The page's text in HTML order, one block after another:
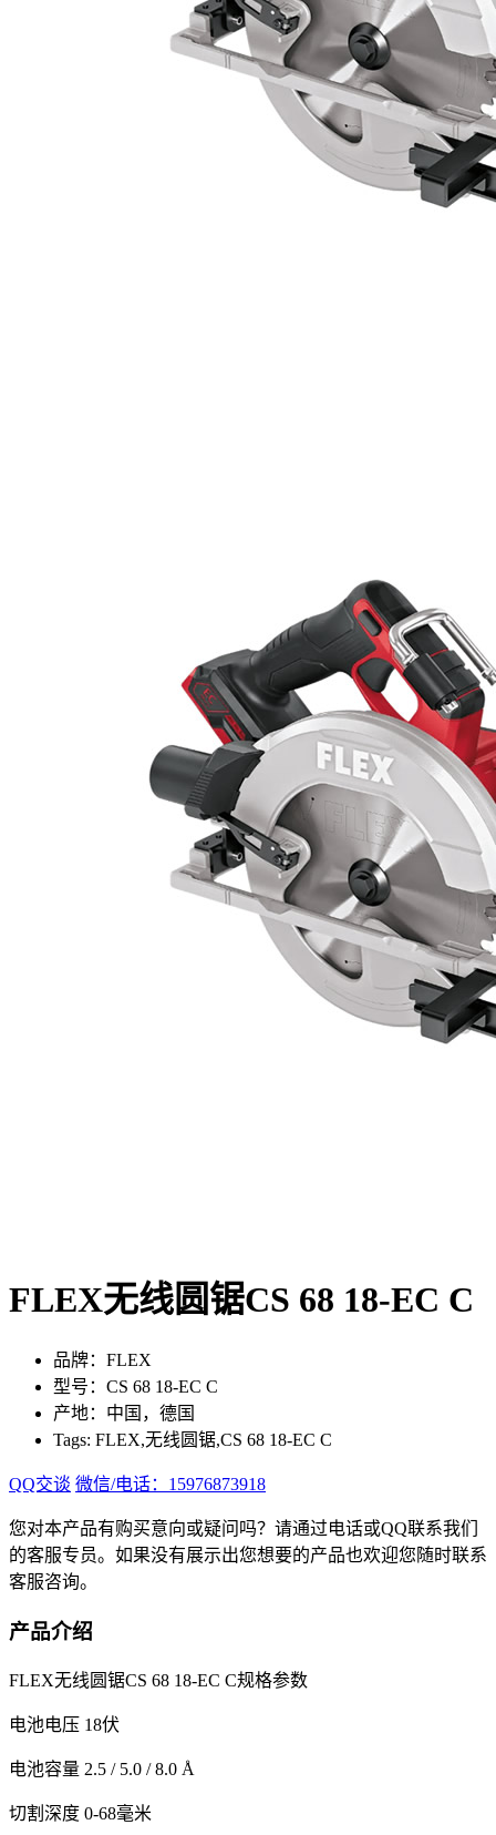
FLEX无线圆锯CS 68 18-EC C
品牌：FLEX
型号：CS 68 18-EC C
产地：中国，德国
Tags: FLEX,无线圆锯,CS 68 18-EC C
QQ交谈 微信/电话：15976873918
您对本产品有购买意向或疑问吗？请通过电话或QQ联系我们
的客服专员。如果没有展示出您想要的产品也欢迎您随时联系
客服咨询。
产品介绍
FLEX无线圆锯CS 68 18-EC C规格参数
电池电压 18伏
电池容量 2.5 / 5.0 / 8.0 Å
切割深度 0-68毫米